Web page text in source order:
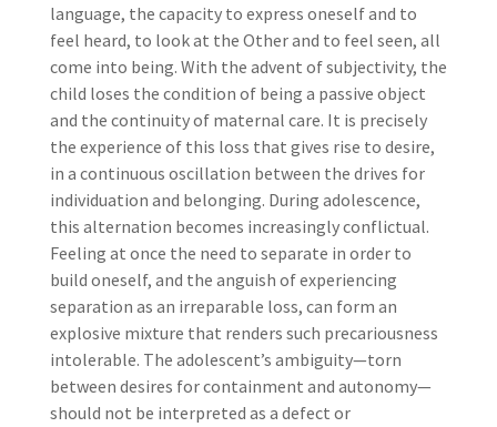
language, the capacity to express oneself and to
feel heard, to look at the Other and to feel seen, all
come into being. With the advent of subjectivity, the
child loses the condition of being a passive object
and the continuity of maternal care. It is precisely
the experience of this loss that gives rise to desire,
in a continuous oscillation between the drives for
individuation and belonging. During adolescence,
this alternation becomes increasingly conflictual.
Feeling at once the need to separate in order to
build oneself, and the anguish of experiencing
separation as an irreparable loss, can form an
explosive mixture that renders such precariousness
intolerable. The adolescent’s ambiguity—torn
between desires for containment and autonomy—
should not be interpreted as a defect or